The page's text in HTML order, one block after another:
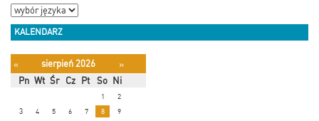
KALENDARZ
« sierpień 2026
»
Pn Wt Śr Cz Pt So Ni
1
2
3
4 5 6 7 8 9